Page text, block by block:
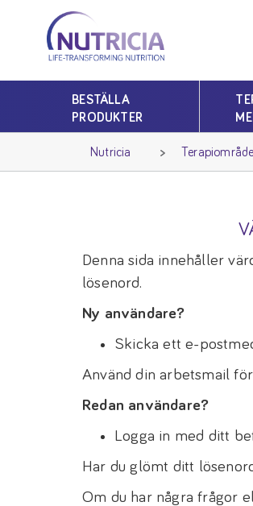
Nutricia
Nutricia
BESTÄLLA
PRODUKTER
Nutricia
Denna sida innehåller
lösenord.
Ny användare?
Skicka ett e-
Använd din arbetsmail
Redan användare?
Logga in med ditt
Har du glömt ditt
Om du har några frågor